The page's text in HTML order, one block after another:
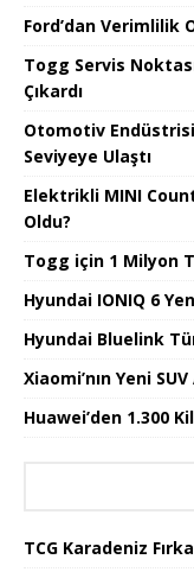
Ford’dan Verimlilik
Togg Servis
Çıkardı
Otomotiv
Seviyeye Ulaştı
Elektrikli MINI
Oldu?
Togg için 1 Milyon
Hyundai IONIQ 6
Hyundai Bluelink
Xiaomi’nın Yeni
Huawei’den 1.300
TCG Karadeniz